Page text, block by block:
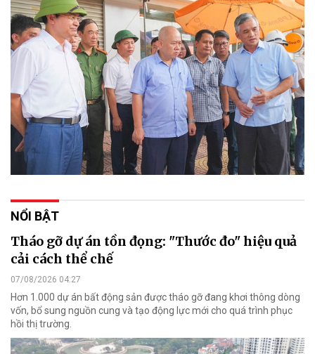
NỔI BẬT
Tháo gỡ dự án tồn đọng: "Thước đo" hiệu quả
cải cách thể chế
07/08/2026 04:27
Hơn 1.000 dự án bất động sản được tháo gỡ đang khơi thông dòng
vốn, bổ sung nguồn cung và tạo động lực mới cho quá trình phục
hồi thị trường.